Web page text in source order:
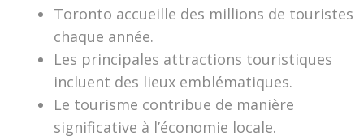
Toronto accueille des millions de touristes
chaque année.
Les principales attractions touristiques
incluent des lieux emblématiques.
Le tourisme contribue de manière
significative à l’économie locale.